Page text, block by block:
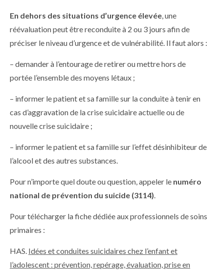
En dehors des situations d’urgence élevée, une
réévaluation peut être reconduite à 2 ou 3 jours afin de
préciser le niveau d’urgence et de vulnérabilité. Il faut alors :
– demander à l’entourage de retirer ou mettre hors de
portée l’ensemble des moyens létaux ;
– informer le patient et sa famille sur la conduite à tenir en
cas d’aggravation de la crise suicidaire actuelle ou de
nouvelle crise suicidaire ;
– informer le patient et sa famille sur l’effet désinhibiteur de
l’alcool et des autres substances.
Pour n’importe quel doute ou question, appeler le numéro
national de prévention du suicide (3114).
Pour télécharger la fiche dédiée aux professionnels de soins
primaires :
HAS. Idées et conduites suicidaires chez l’enfant et
l’adolescent : prévention, repérage, évaluation, prise en